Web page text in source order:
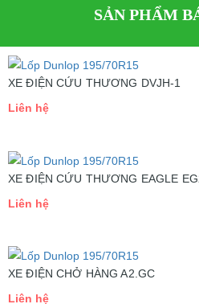
SẢN PHẨM
XE ĐIỆN CỨU THƯƠNG DVJH-1
Liên hệ
XE ĐIỆN CỨU THƯƠNG EAGLE
Liên hệ
XE ĐIỆN CHỞ HÀNG A2.GC
Liên hệ